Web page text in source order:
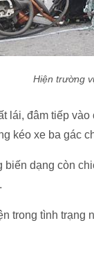
Hiện trường
lái, đâm tiếp
kéo xe ba gác
dạng còn
trong tình trạng